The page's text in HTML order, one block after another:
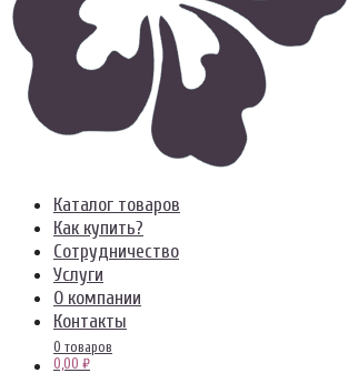
Каталог товаров
Как купить?
Сотрудничество
Услуги
О компании
Контакты
0 товаров
0,00 ₽